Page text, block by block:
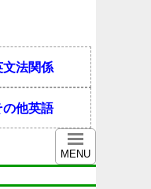
文法関係
の他英語
MENU